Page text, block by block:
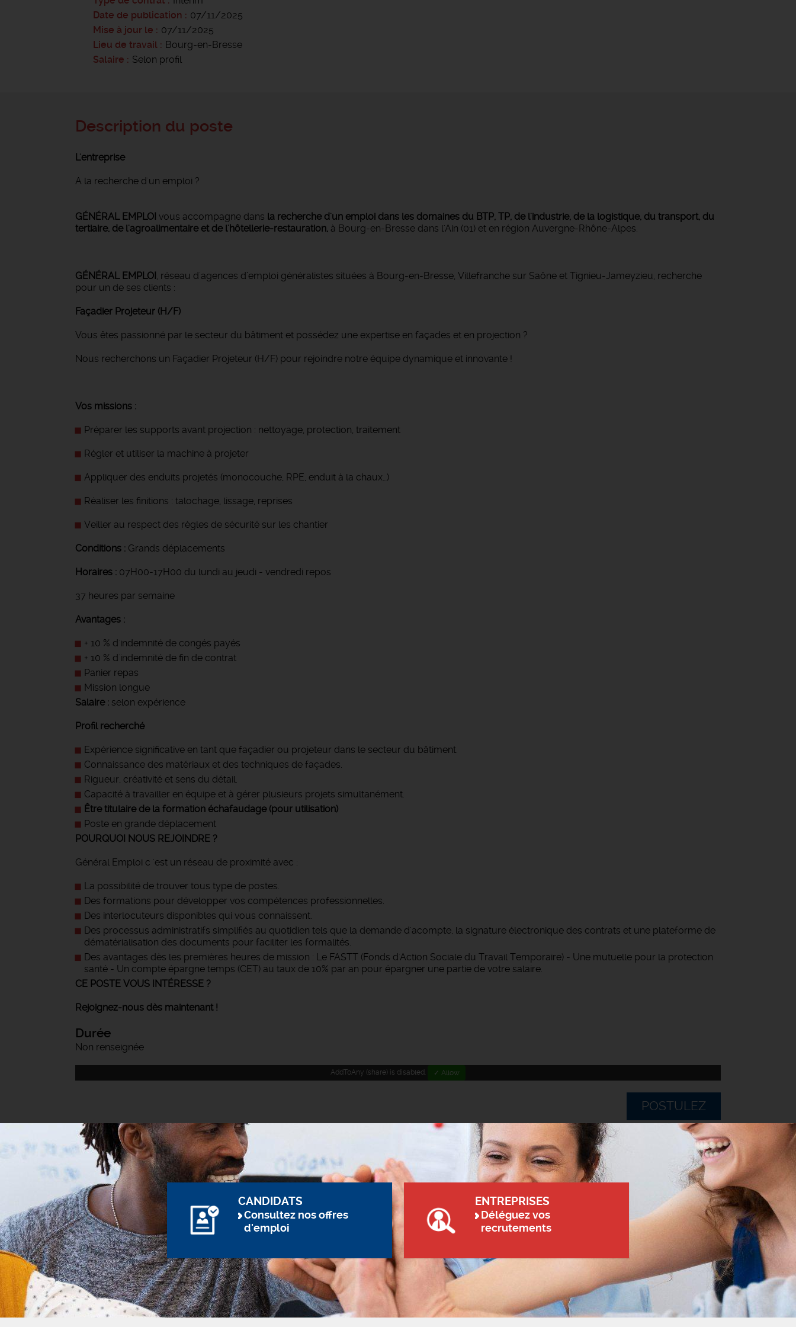
Date de publication
07/11/2025
Mise à jour le
07/11/2025
Lieu de travail
Bourg-en-Bresse
Salaire
Selon profil
Description du poste
L'entreprise
A la recherche d'un emploi ?
GÉNÉRAL EMPLOI vous accompagne dans la recherche d'un emploi dans les domaines du BTP, TP, de l'industrie, de la logistique, du transport, du
tertiaire, de l'agroalimentaire et de l'hôtellerie-restauration, à Bourg-en-Bresse dans l'Ain (01) et en région Auvergne-Rhône-Alpes.
GÉNÉRAL EMPLOI , réseau d'agences d’emploi généralistes situées à Bourg-en-Bresse, Villefranche sur Saône et Tignieu-Jameyzieu, recherche
pour un de ses clients :
Façadier Projeteur (H/F)
Vous êtes passionné par le secteur du bâtiment et possédez une expertise en façades et en projection ?
Nous recherchons un Façadier Projeteur (H/F) pour rejoindre notre équipe dynamique et innovante !
Vos missions :
Préparer les supports avant projection : nettoyage, protection, traitement
Régler et utiliser la machine à projeter
Appliquer des enduits projetés (monocouche, RPE, enduit à la chaux…)
Réaliser les finitions : talochage, lissage, reprises
Veiller au respect des règles de sécurité sur les chantier
Conditions : Grands déplacements
Horaires : 07H00-17H00 du lundi au jeudi - vendredi repos
37 heures par semaine
Avantages :
+ 10 % d'indemnité de congés payés
+ 10 % d'indemnité de fin de contrat
Panier repas
Mission longue
Salaire : selon expérience
Profil recherché
Expérience significative en tant que façadier ou projeteur dans le secteur du bâtiment.
Connaissance des matériaux et des techniques de façades.
Rigueur, créativité et sens du détail.
Capacité à travailler en équipe et à gérer plusieurs projets simultanément.
Être titulaire de la formation échafaudage (pour utilisation)
Poste en grande déplacement
POURQUOI NOUS REJOINDRE ?
Général Emploi c 'est un réseau de proximité avec :
La possibilité de trouver tous type de postes.
Des formations pour développer vos compétences professionnelles.
Des interlocuteurs disponibles qui vous connaissent.
Des processus administratifs simplifiés au quotidien tels que la demande d'acompte, la signature électronique des contrats et une plateforme de
dématérialisation des documents pour faciliter les formalités.
Des avantages dès les premières heures de mission : Le FASTT (Fonds d'Action Sociale du Travail Temporaire) - Une mutuelle pour la protection
santé - Un compte épargne temps (CET) au taux de 10% par an pour épargner une partie de votre salaire.
CE POSTE VOUS INTÉRESSE ?
Rejoignez-nous dès maintenant !
Durée
Non renseignée
AddToAny (share) is disabled. ✓ Allow
POSTULEZ
CANDIDATS
Consultez nos offres
d'emploi
ENTREPRISES
Déléguez vos
recrutements